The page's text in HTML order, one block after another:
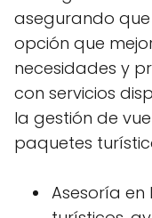
asegurando
opción que
necesidades y
con servicios
la gestión de
paquetes
Asesoría en